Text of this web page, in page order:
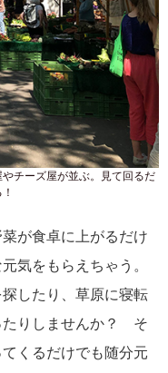
チーズ屋が並ぶ。見て回るだ
が食卓に上がるだけ
気をもらえちゃう。
したり、草原に寝転
たりしませんか？ そ
くるだけでも随分元